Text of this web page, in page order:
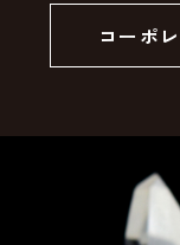
SSLサーバー証
コーポ